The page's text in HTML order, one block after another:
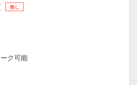
無し
ク可能